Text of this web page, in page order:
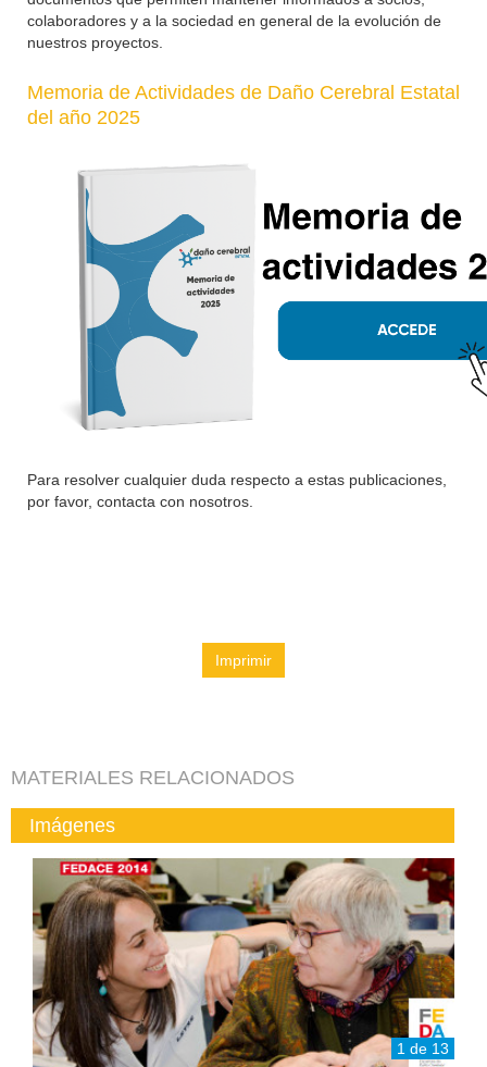
colaboradores y a la sociedad en general de la evolución de
nuestros proyectos.
Memoria de Actividades de Daño Cerebral Estatal
del año 2025
Para resolver cualquier duda respecto a estas publicaciones,
por favor, contacta con nosotros.
Imprimir
MATERIALES RELACIONADOS
Imágenes
1 de 13